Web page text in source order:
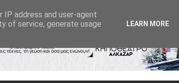
address and user-agent
of service, generate usage
LEARN MORE